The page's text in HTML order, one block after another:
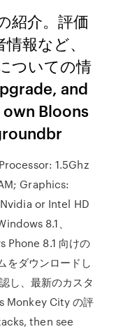
紹介。評価
報など、
ついての情
and
Bloons
1.5Ghz
Graphics:
or Intel HD
8.1、
Phone 8.1 向けの
ダウンロードし
し、最新のカスタ
Monkey City の評
then see